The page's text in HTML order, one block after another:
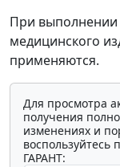
При выполнении
медицинского
применяются.
Для просмотра
получения
изменениях и
воспользуйтесь
ГАРАНТ: